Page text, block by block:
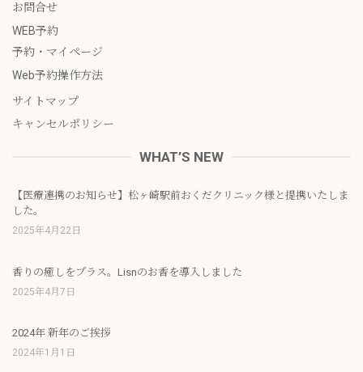
お問合せ
WEB予約
予約・マイページ
Web予約操作方法
サイトマップ
キャンセルポリシー
WHAT’S NEW
【医療連携のお知らせ】松ヶ崎駅前おくだクリニック様と提携いたしま
した。
2025年4月22日
香りの癒しをプラス。Lisnのお香を導入しました
2025年4月7日
2024年 新年のご挨拶
2024年1月1日